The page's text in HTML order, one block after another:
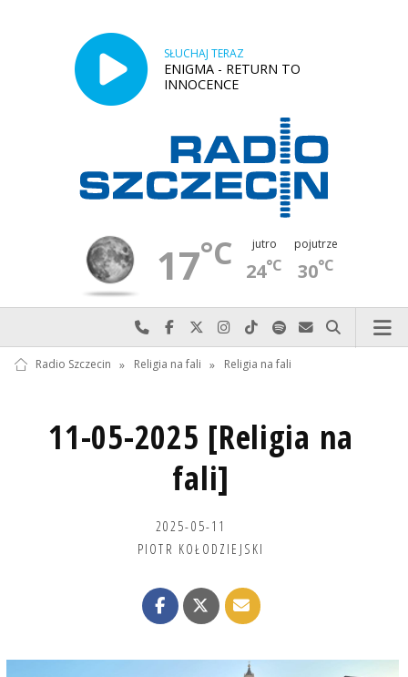
SŁUCHAJ TERAZ
ENIGMA - RETURN TO
INNOCENCE
17°C jutro
24°C
pojutrze
30°C
Najlepiej po prostu do nas zadzwoń
Odwiedź nas na Facebook-u
Odwiedź nas na X
Odwiedź nas na Instagram-ie
Odwiedź nas na TikTok-u
Szukaj nas na Spotify
Wyślij do nas
Szukaj
Radio Szczecin » Religia na fali » Religia na fali
11-05-2025 [Religia na
fali]
2025-05-11
PIOTR KOŁODZIEJSKI